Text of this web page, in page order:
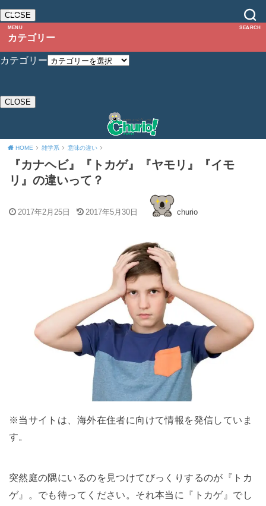
MENU
CLOSE
カテゴリー
カテゴリー
CLOSE
SEARCH
HOME 雑学系 意味の違い
『カナヘビ』『トカゲ』『ヤモリ』『イモ
リ』の違いって？
2017年2月25日 2017年5月30日 churio
※当サイトは、海外在住者に向けて情報を発信していま
す。
突然庭の隅にいるのを見つけてびっくりするのが『トカ
ゲ』。でも待ってください。それ本当に『トカゲ』でし